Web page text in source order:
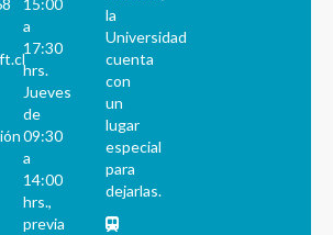
15:00
a
17:30
hrs.
Jueves
de
09:30
a
14:00
hrs.,
previa
la
Universidad
cuenta
con
un
lugar
especial
para
dejarlas.